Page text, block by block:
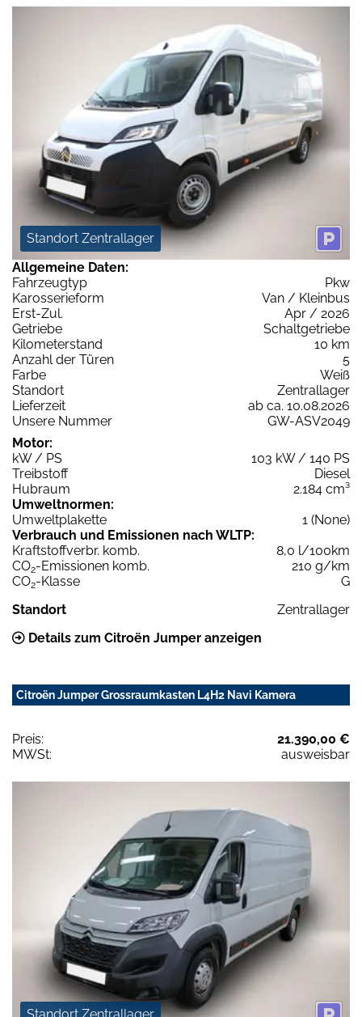
Standort Zentrallager
Allgemeine Daten:
Fahrzeugtyp
Pkw
Karosserieform
Van / Kleinbus
Erst-Zul.
Apr / 2026
Getriebe
Schaltgetriebe
Kilometerstand
10 km
Anzahl der Türen
5
Farbe
Weiß
Standort
Zentrallager
Lieferzeit
ab ca. 10.08.2026
Unsere Nummer
GW-ASV2049
Motor:
kW / PS
103 kW / 140 PS
Treibstoff
Diesel
Hubraum
2.184 cm³
Umweltnormen:
Umweltplakette
1 (None)
Verbrauch und Emissionen nach WLTP:
Kraftstoffverbr. komb.
8,0 l/100km
CO2-Emissionen komb.
210 g/km
CO2-Klasse
G
Standort
Zentrallager
Details zum Citroën Jumper anzeigen
Citroën Jumper Grossraumkasten L4H2 Navi Kamera
Preis:
21.390,00 €
MWSt:
ausweisbar
Standort Zentrallager